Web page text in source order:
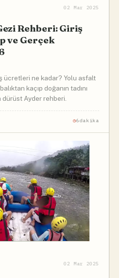
02 Mar 2025
Rehberi: Giriş
ve Gerçek
ücretleri ne kadar? Yolu asfalt
kaçıp doğanın tadını
dürüst Ayder rehberi.
6dakika
02 Mar 2025